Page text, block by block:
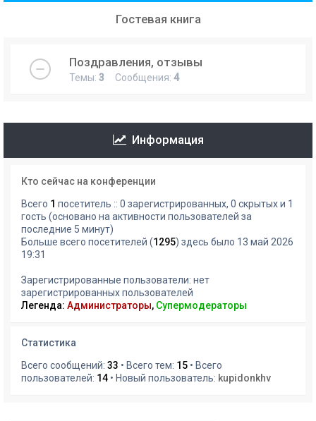
Гостевая книга
Поздравления, отзывы
Темы: 3 Сообщения: 4
Информация
Кто сейчас на конференции
Всего 1 посетитель :: 0 зарегистрированных, 0 скрытых и 1
гость (основано на активности пользователей за
последние 5 минут)
Больше всего посетителей (1295) здесь было 13 май 2026
19:31
Зарегистрированные пользователи: нет
зарегистрированных пользователей
Легенда: Администраторы, Супермодераторы
Статистика
Всего сообщений: 33 • Всего тем: 15 • Всего
пользователей: 14 • Новый пользователь: kupidonkhv